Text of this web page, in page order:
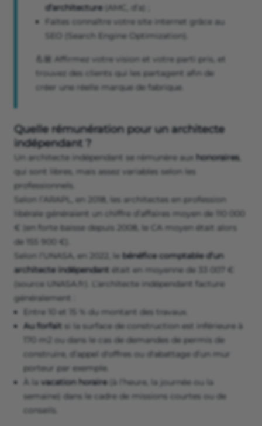
d’architecture(AMC, d’a) ;
Faites connaître votre site internet grâce au
SEO (Search Engine Optimization).
💪🏼 Affirmez votre vision et votre parti pris, et
trouvez des clients qui les partagent afin de
créer une réelle marque de fabrique.
Quelle rémunération pour un architecte
indépendant ?
Un architecte indépendant se rémunère aux honoraires,
qui sont libres, mais assez variables selon les
professionnels.
Selon l’ARAPL, en 2018, les architectes en profession
libérale généraient un chiffre d’affaires moyen de 110 000
€ (en forte baisse depuis 2008, le CA moyen était alors
de 155 900 €).
Selon l’UNASA, en 2022, le bénéfice comptable d’un
architecte indépendant était en moyenne de 33 007 €
(source UNASA.fr). L’architecte indépendant facture
généralement :
Entre 10 et 15 % du montant des travaux.
Au forfait si la surface de construction est inférieure à
170 m2 ou dans le cas de demandes de permis de
construire, d’appel d'offres ou d'abattage d’un mur
porteur par exemple.
À la vacation horaire (à l’heure, la journée ou la
semaine) dans le cadre de missions courtes ou de
conseils.